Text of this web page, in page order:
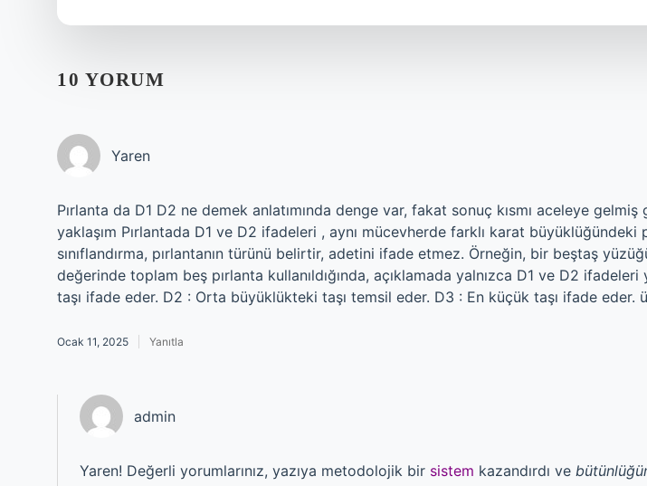
10 YORUM
Yaren
Pırlanta da D1 D2 ne demek anlatımında denge var, fakat sonuç kısmı aceleye
yaklaşım Pırlantada D1 ve D2 ifadeleri , aynı mücevherde farklı karat büyüklüğündeki
sınıflandırma, pırlantanın türünü belirtir, adetini ifade etmez. Örneğin, bir beştaş
değerinde toplam beş pırlanta kullanıldığında, açıklamada yalnızca D1 ve D2 ifadeleri
taşı ifade eder. D2 : Orta büyüklükteki taşı temsil eder. D3 : En küçük taşı ifade eder.
Ocak 11, 2025 Yanıtla
admin
Yaren! Değerli yorumlarınız, yazıya metodolojik bir sistem kazandırdı ve